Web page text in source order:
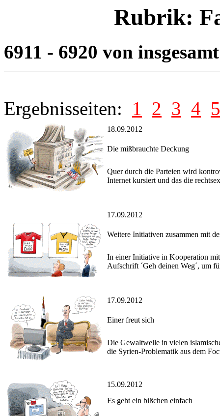
Rubrik:
6911 - 6920 von
Ergebnisseiten: 1 2 3 4 5
18.09.2012
Die mißbrauchte Deckung
Quer durch die Parteien wird
Internet kursiert und das die
17.09.2012
Weitere Initiativen zusammen mit
In einer Initiative in Kooperation
Aufschrift ´Geh deinen Weg´, um
17.09.2012
Einer freut sich
Die Gewaltwelle in vielen
die Syrien-Problematik aus dem
15.09.2012
Es geht ein bißchen einfach